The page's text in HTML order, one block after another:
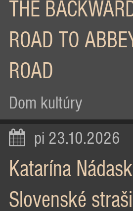
THE
ROAD TO
ROAD
Dom kultúry
pi 23.10.2026
Katarína
Slovenské